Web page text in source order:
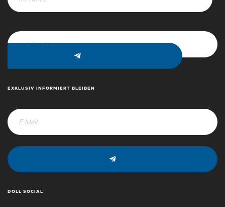
EXKLUSIV INFORMIERT BLEIBEN
DOLL SOCIAL